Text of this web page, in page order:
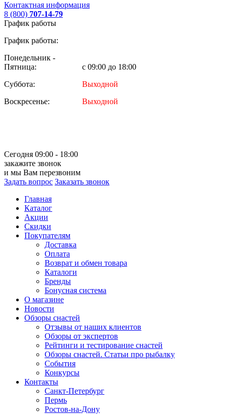
Контактная информация
8 (800) 707-14-79
График работы
График работы:
Понедельник -
Пятница:
с 09:00 до 18:00
Суббота:
Выходной
Воскресенье:
Выходной
Сегодня 09:00 - 18:00
закажите звонок
и мы Вам перезвоним
Задать вопрос Заказать звонок
Главная
Каталог
Акции
Скидки
Покупателям
Доставка
Оплата
Возврат и обмен товара
Каталоги
Бренды
Бонусная система
О магазине
Новости
Обзоры снастей
Отзывы от наших клиентов
Обзоры от экспертов
Рейтинги и тестирование снастей
Обзоры снастей. Статьи про рыбалку
События
Конкурсы
Контакты
Санкт-Петербург
Пермь
Ростов-на-Дону